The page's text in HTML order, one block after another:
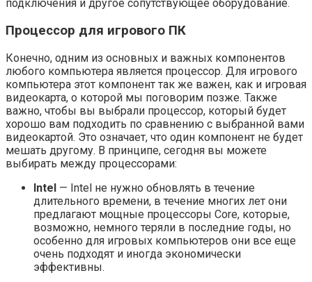
подключения и другое сопутствующее оборудование.
Процессор для игрового ПК
Конечно, одним из основных и важных компонентов
любого компьютера является процессор. Для игрового
компьютера этот компонент так же важен, как и игровая
видеокарта, о которой мы поговорим позже. Также
важно, чтобы вы выбрали процессор, который будет
хорошо вам подходить по сравнению с выбранной вами
видеокартой. Это означает, что один компонент не будет
мешать другому. В принципе, сегодня вы можете
выбирать между процессорами:
Intel — Intel не нужно обновлять в течение
длительного времени, в течение многих лет они
предлагают мощные процессоры Core, которые,
возможно, немного теряли в последние годы, но
особенно для игровых компьютеров они все еще
очень подходят и иногда экономически
эффективны.